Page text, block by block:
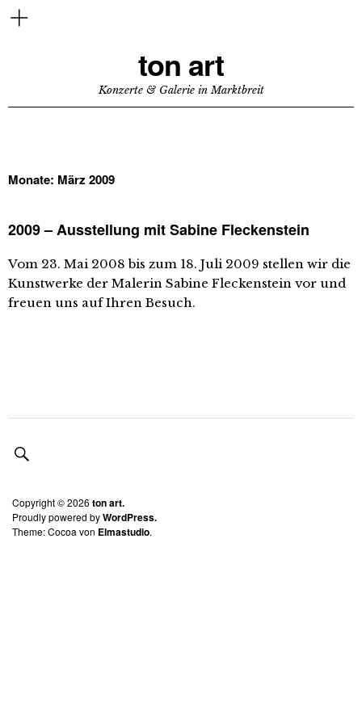
ton art
Konzerte & Galerie in Marktbreit
Monate: März 2009
2009 – Ausstellung mit Sabine Fleckenstein
Vom 23. Mai 2008 bis zum 18. Juli 2009 stellen wir die
Kunstwerke der Malerin Sabine Fleckenstein vor und
freuen uns auf Ihren Besuch.
Copyright © 2026 ton art.
Proudly powered byWordPress.
Theme: Cocoa von Elmastudio.